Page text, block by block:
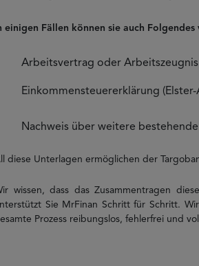
einigen Fällen können sie auch Folgendes
Arbeitsvertrag oder
Einkommensteuererklärung (Elster-
Nachweis über weitere
diese Unterlagen ermöglichen der
wissen, dass das Zusammentragen
Sie MrFinan Schritt für Schritt.
Prozess reibungslos, fehlerfrei und